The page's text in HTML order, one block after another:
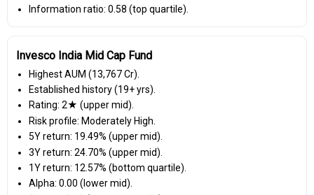
Information ratio: 0.58 (top quartile).
Invesco India Mid Cap Fund
Highest AUM (₹13,767 Cr).
Established history (19+ yrs).
Rating: 2★ (upper mid).
Risk profile: Moderately High.
5Y return: 19.49% (upper mid).
3Y return: 24.70% (upper mid).
1Y return: 12.57% (bottom quartile).
Alpha: 0.00 (lower mid).